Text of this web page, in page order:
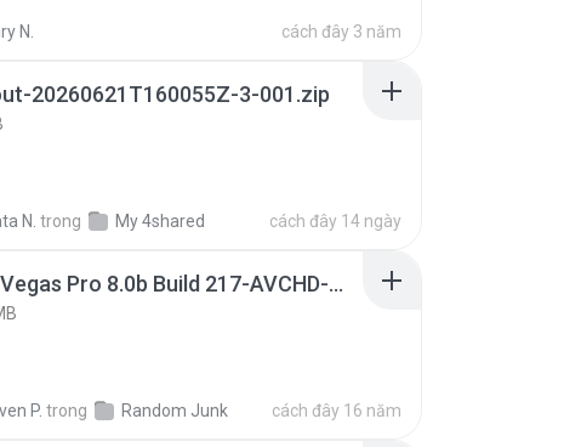
N. cách đây 3 năm
20260621T160055Z-3-001.zip
N. trong My 4shared cách đây 14 ngày
Sony Vegas Pro 8.0b Build 217-AVCHD-MPG-AC3 FIXED.7z
P. trong Random Junk cách đây 16 năm